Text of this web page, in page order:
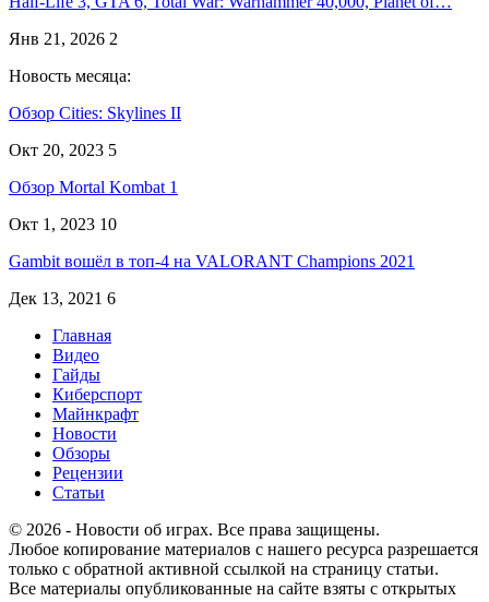
Янв 21, 2026 2
Новость месяца:
Обзор Cities: Skylines II
Окт 20, 2023 5
Обзор Mortal Kombat 1
Окт 1, 2023 10
Gambit вошёл в топ-4 на VALORANT Champions 2021
Дек 13, 2021 6
Главная
Видео
Гайды
Киберспорт
Майнкрафт
Новости
Обзоры
Рецензии
Статьи
© 2026 - Новости об играх. Все права защищены.
Любое копирование материалов с нашего ресурса разрешается
только с обратной активной ссылкой на страницу статьи.
Все материалы опубликованные на сайте взяты с открытых